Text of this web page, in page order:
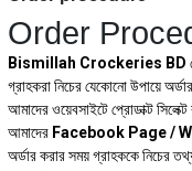
Order
Bismillah Crockeries BD
গ্রাহকরা নিচের যেকোনো উপায়ে
আমাদের ওয়েবসাইটে প্রোডাক্ট
আমাদের Facebook Page /
অর্ডার করার সময় গ্রাহককে নিচের